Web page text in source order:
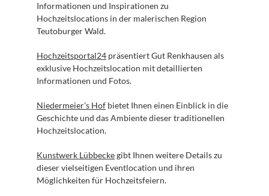
Informationen und Inspirationen zu
Hochzeitslocations in der malerischen Region
Teutoburger Wald.
Hochzeitsportal24 präsentiert Gut Renkhausen als
exklusive Hochzeitslocation mit detaillierten
Informationen und Fotos.
Niedermeier's Hof bietet Ihnen einen Einblick in die
Geschichte und das Ambiente dieser traditionellen
Hochzeitslocation.
Kunstwerk Lübbecke gibt Ihnen weitere Details zu
dieser vielseitigen Eventlocation und ihren
Möglichkeiten für Hochzeitsfeiern.